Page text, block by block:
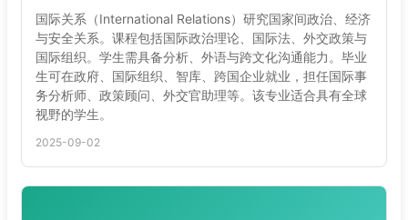
国际关系（International Relations）研究国家间政治、经济
与安全关系。课程包括国际政治理论、国际法、外交政策与
国际组织。学生需具备分析、外语与跨文化沟通能力。毕业
生可在政府、国际组织、智库、跨国企业就业，担任国际事
务分析师、政策顾问、外交官助理等。该专业适合具有全球
视野的学生。
2025-09-02